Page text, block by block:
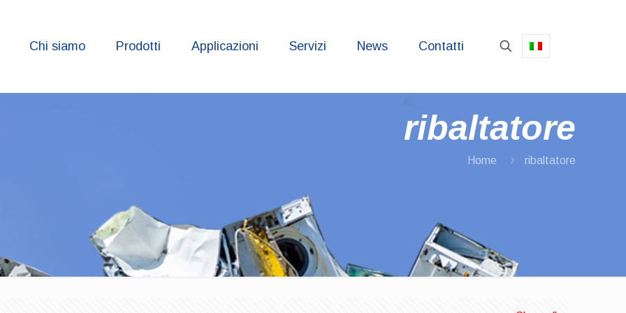
Chi siamo Prodotti Applicazioni Servizi News Contatti
ribaltatore
Home ribaltatore